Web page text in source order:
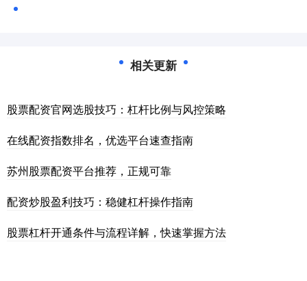
相关更新
股票配资官网选股技巧：杠杆比例与风控策略
在线配资指数排名，优选平台速查指南
苏州股票配资平台推荐，正规可靠
配资炒股盈利技巧：稳健杠杆操作指南
股票杠杆开通条件与流程详解，快速掌握方法